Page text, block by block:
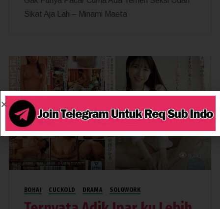
Sikat Aja Lah – Minami Maeta
BOHAI CUCKOLD DRAMA SOLOWORK